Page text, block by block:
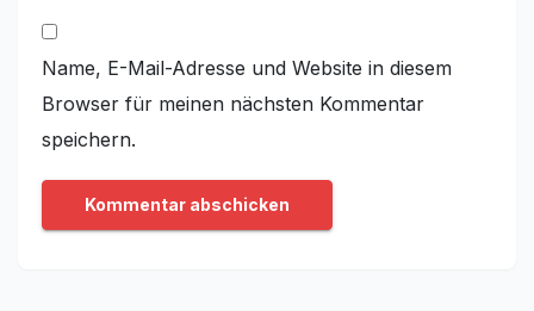
Name, E-Mail-Adresse und Website in diesem
Browser für meinen nächsten Kommentar
speichern.